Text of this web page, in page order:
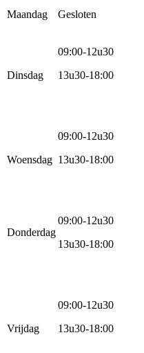
Maandag Gesloten
Dinsdag
09:00-12u30
13u30-18:00
Woensdag
09:00-12u30
13u30-18:00
Donderdag
09:00-12u30
13u30-18:00
Vrijdag
09:00-12u30
13u30-18:00